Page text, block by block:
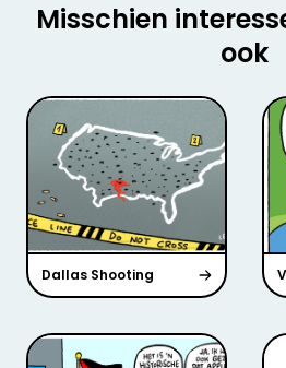
Misschien
ook
Dallas Shooting